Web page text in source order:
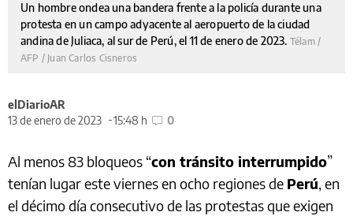
Un hombre ondea una bandera frente a la policía durante una
protesta en un campo adyacente al aeropuerto de la ciudad
andina de Juliaca, al sur de Perú, el 11 de enero de 2023. Télam /
AFP / Juan Carlos Cisneros
elDiarioAR
13 de enero de 2023
15:48 h 0
Al menos 83 bloqueos “con tránsito interrumpido”
tenían lugar este viernes en ocho regiones de Perú, en
el décimo día consecutivo de las protestas que exigen